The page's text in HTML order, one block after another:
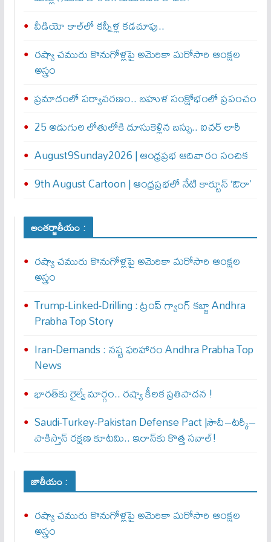
వీడియో కాల్‌లో కన్నీళ్ల కడచూపు..
రష్యా చమురు కొనుగోళ్లపై అమెరికా మరోసారి ఆంక్షల
అస్త్రం
ప్రమాదంలో పర్యావరణం.. బహుళ సంక్షోభంలో ప్రపంచం
25 అడుగుల లోతులోకి దూసుకెళ్లిన బస్సు.. ఐచర్‌ లారీ
August9Sunday2026 | ఆంధ్రప్రభ ఆదివారం సంచిక
9th August Cartoon | ఆంధ్రప్రభలో నేటి కార్టూన్ ‘ఔరా’
అంతర్జాతీయం :
రష్యా చమురు కొనుగోళ్లపై అమెరికా మరోసారి ఆంక్షల
అస్త్రం
Trump-Linked-Drilling : ట్రంప్ గ్యాంగ్ క‌బ్జా Andhra
Prabha Top Story
Iran-Demands : న‌ష్ట ఫ‌రిహారం Andhra Prabha Top
News
భారత్‌కు రైల్వే మార్గం.. రష్యా కీలక ప్రతిపాదన !
Saudi-Turkey-Pakistan Defense Pact |సౌదీ–టర్కీ–
పాకిస్తాన్ రక్షణ కూటమి.. ఇరాన్‌కు కొత్త సవాల్!
జాతీయం :
రష్యా చమురు కొనుగోళ్లపై అమెరికా మరోసారి ఆంక్షల
అస్త్రం